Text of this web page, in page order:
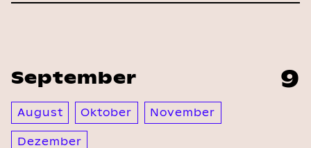
September 9
August Oktober November
Dezember